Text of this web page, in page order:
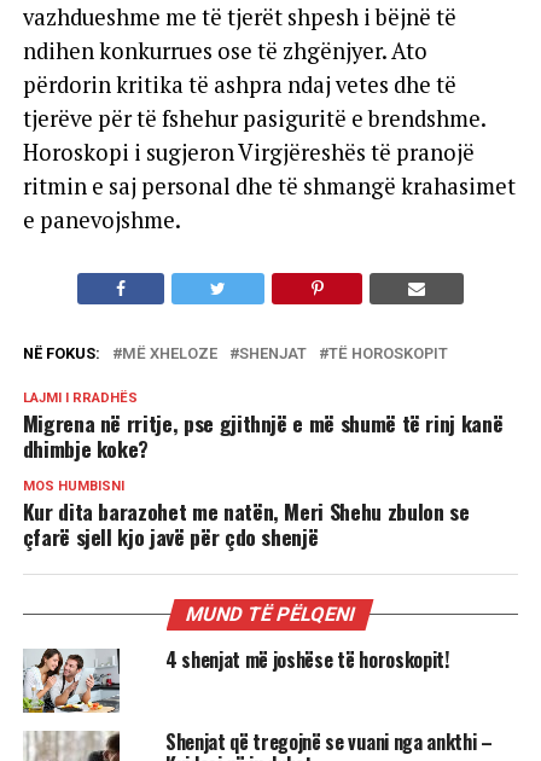
vazhdueshme me të tjerët shpesh i bëjnë të
ndihen konkurrues ose të zhgënjyer. Ato
përdorin kritika të ashpra ndaj vetes dhe të
tjerëve për të fshehur pasiguritë e brendshme.
Horoskopi i sugjeron Virgjëreshës të pranojë
ritmin e saj personal dhe të shmangë krahasimet
e panevojshme.
NË FOKUS: MË XHELOZE SHENJAT TË HOROSKOPIT
LAJMI I RRADHËS
Migrena në rritje, pse gjithnjë e më shumë të rinj kanë
dhimbje koke?
MOS HUMBISNI
Kur dita barazohet me natën, Meri Shehu zbulon se
çfarë sjell kjo javë për çdo shenjë
MUND TË PËLQENI
4 shenjat më joshëse të horoskopit!
Shenjat që tregojnë se vuani nga ankthi –